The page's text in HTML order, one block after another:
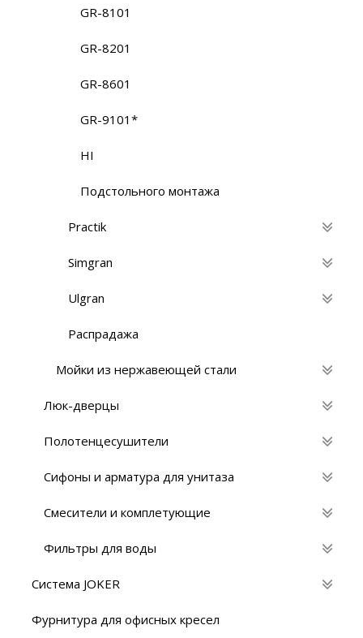
GR-8101
GR-8201
GR-8601
GR-9101*
HI
Подстольного монтажа
Practik
Simgran
Ulgran
Распрадажа
Мойки из нержавеющей стали
Люк-дверцы
Полотенцесушители
Сифоны и арматура для унитаза
Смесители и комплетующие
Фильтры для воды
Система JOKER
Фурнитура для офисных кресел